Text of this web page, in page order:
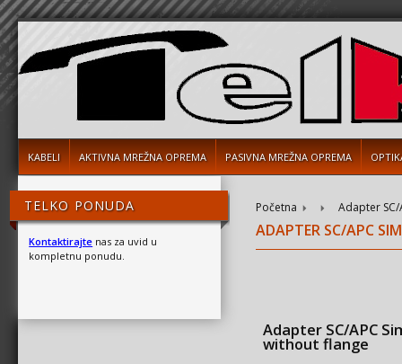
KABELI AKTIVNA MREŽNA OPREMA PASIVNA MREŽNA OPREMA
TELKO PONUDA
Kontaktirajte nas za uvid u
kompletnu ponudu.
Početna Adapter SC/
ADAPTER SC/APC
Adapter SC/APC
without flange